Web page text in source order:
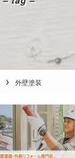
外壁塗装